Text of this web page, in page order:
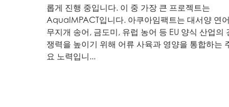
Mowi Czechia
Mowi Czechia
롭게 진행 중입니다. 이 중 가장 큰 프로젝트는
AquaIMPACT입니다. 아쿠아임팩트는 대서양 연
무지개 송어, 금도미, 유럽 농어 등 EU 양식 산업의
쟁력을 높이기 위해 어류 사육과 영양을 통합하는
요 노력입니...